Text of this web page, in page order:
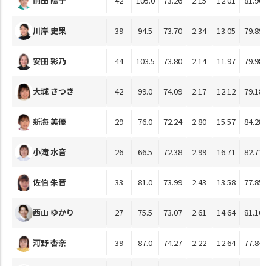
川岸 史果 39 94.5 73.70 2.34 13.05 79.89
安田 彩乃 44 103.5 73.80 2.14 11.97 79.98
大城 さつき 42 99.0 74.09 2.17 12.12 79.18
新海 美優 29 76.0 72.24 2.80 15.57 84.28
小滝 水音 26 66.5 72.38 2.99 16.71 82.71
佐伯 朱音 33 81.0 73.99 2.43 13.58 77.85
西山 ゆかり 27 75.5 73.07 2.61 14.64 81.16
河野 杏奈 39 87.0 74.27 2.22 12.64 77.84